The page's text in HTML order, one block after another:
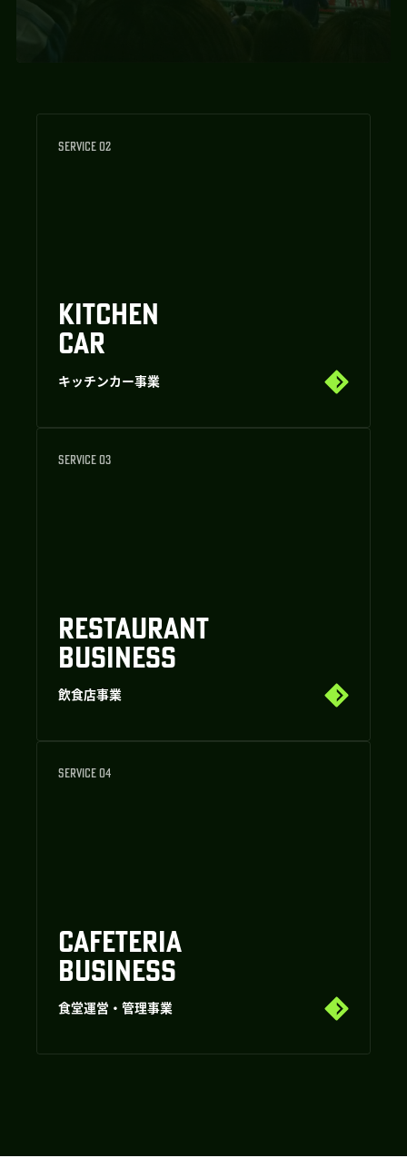
SERVICE 02
KITCHEN
CAR
キッチンカー事業
SERVICE 03
RESTAURANT
BUSINESS
飲食店事業
SERVICE 04
CAFETERIA
BUSINESS
食堂運営・管理事業